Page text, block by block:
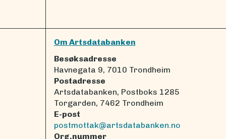
Om Artsdatabanken
Besøksadresse
Havnegata 9, 7010 Trondheim
Postadresse
Artsdatabanken, Postboks 1285
Torgarden, 7462 Trondheim
E-post
postmottak@artsdatabanken.no
Org.nummer